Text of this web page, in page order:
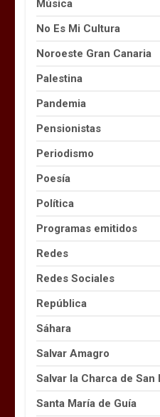
Música
No Es Mi Cultura
Noroeste Gran Canaria
Palestina
Pandemia
Pensionistas
Periodismo
Poesía
Política
Programas emitidos
Redes
Redes Sociales
República
Sáhara
Salvar Amagro
Salvar la Charca de San
Santa María de Guía